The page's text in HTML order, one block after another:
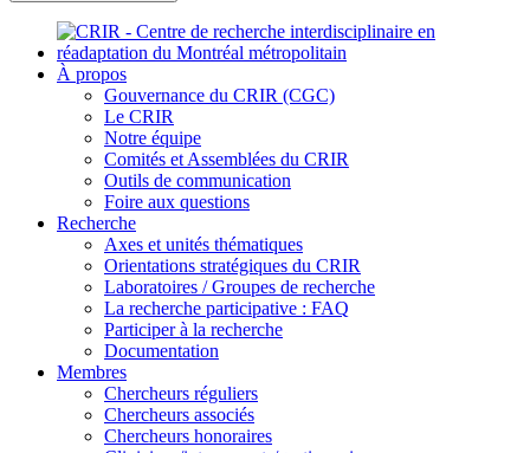
À propos
Gouvernance du CRIR (CGC)
Le CRIR
Notre équipe
Comités et Assemblées du CRIR
Outils de communication
Foire aux questions
Recherche
Axes et unités thématiques
Orientations stratégiques du CRIR
Laboratoires / Groupes de recherche
La recherche participative : FAQ
Participer à la recherche
Documentation
Membres
Chercheurs réguliers
Chercheurs associés
Chercheurs honoraires